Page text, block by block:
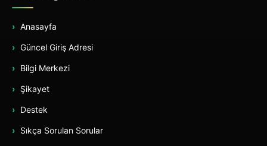
Anasayfa
Güncel Giriş Adresi
Bilgi Merkezi
Şikayet
Destek
Sıkça Sorulan Sorular